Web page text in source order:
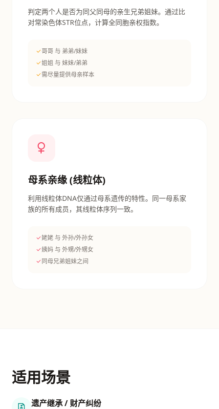
判定两个人是否为同父同母的亲生兄弟姐妹。通过比
对常染色体STR位点，计算全同胞亲权指数。
哥哥 与 弟弟/妹妹
姐姐 与 妹妹/弟弟
需尽量提供母亲样本
母系亲缘 (线粒体)
利用线粒体DNA仅通过母系遗传的特性。同一母系家
族的所有成员，其线粒体序列一致。
姥姥 与 外孙/外孙女
姨妈 与 外甥/外甥女
同母兄弟姐妹之间
适用场景
遗产继承 / 财产纠纷